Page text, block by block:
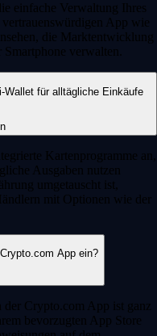
einfache Verwaltung Ihres
App wie
die Marktentwicklung
verwalten.
Wallet für alltägliche Einkäufe
Kartenprogramme an,
Ausgaben nutzen
umgetauscht ist,
mit Optionen wie der
App ein?
Crypto.com App ist ganz
bevorzugten App Store